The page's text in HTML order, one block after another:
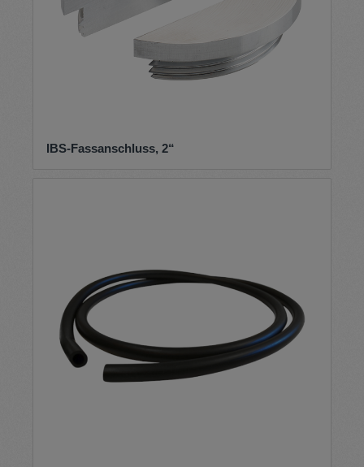
IBS-Fassanschluss, 2“